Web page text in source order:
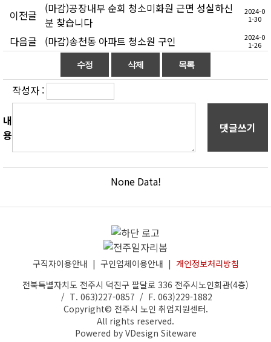
이전글
(마감)공장내부 순회 청소미화원 근면 성실하신
분 찾습니다
2024-0
1-30
다음글 (마감)송천동 아파트 청소원 구인
2024-0
1-26
작성자 :
내
용
댓글쓰기
None Data!
구직자이용안내 | 구인업체이용안내 | 개인정보처리방침
전북특별자치도 전주시 덕진구 팔달로 336 전주시노인회관(4층)
/ T. 063)227-0857 / F. 063)229-1882
Copyright© 전주시 노인 취업지원센터.
All rights reserved.
Powered by VDesign Siteware